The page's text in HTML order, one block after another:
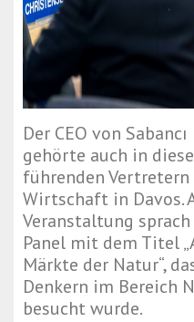
Der CEO von
gehörte auch in
führenden
Wirtschaft in Davos.
Veranstaltung
Panel mit dem Titel
Märkte der Natur“,
Denkern im Bereich
besucht wurde.